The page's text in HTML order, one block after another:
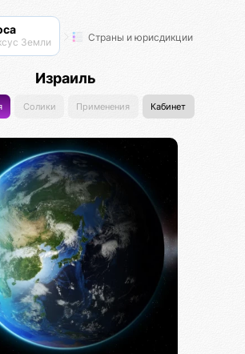
Земли Страны и юрисдикции
Израиль
Солики Применения Кабинет